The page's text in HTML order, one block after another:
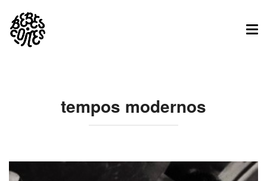
tempos modernos